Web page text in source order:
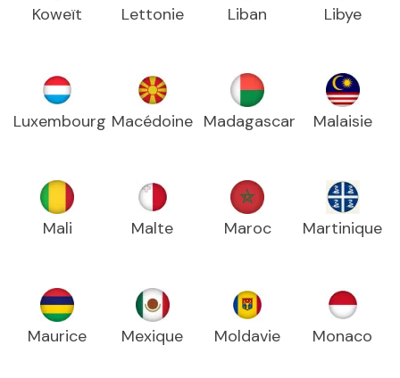
Koweït Lettonie Liban Libye
Luxembourg Macédoine Madagascar Malaisie
Mali Malte Maroc Martinique
Maurice Mexique Moldavie Monaco